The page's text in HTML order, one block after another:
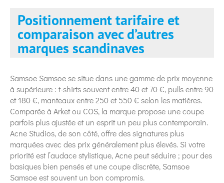
Positionnement tarifaire et
comparaison avec d’autres
marques scandinaves
Samsoe Samsoe se situe dans une gamme de prix moyenne
à supérieure : t-shirts souvent entre 40 et 70 €, pulls entre 90
et 180 €, manteaux entre 250 et 550 € selon les matières.
Comparée à Arket ou COS, la marque propose une coupe
parfois plus ajustée et un esprit un peu plus contemporain.
Acne Studios, de son côté, offre des signatures plus
marquées avec des prix généralement plus élevés. Si votre
priorité est l’audace stylistique, Acne peut séduire ; pour des
basiques bien pensés et une coupe discrète, Samsoe
Samsoe est souvent un bon compromis.